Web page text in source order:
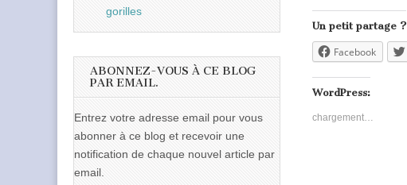
Un petit partage ?
Facebook
WordPress:
chargement…
gorilles
ABONNEZ-VOUS À CE BLOG
PAR EMAIL.
Entrez votre adresse email pour vous
abonner à ce blog et recevoir une
notification de chaque nouvel article par
email.